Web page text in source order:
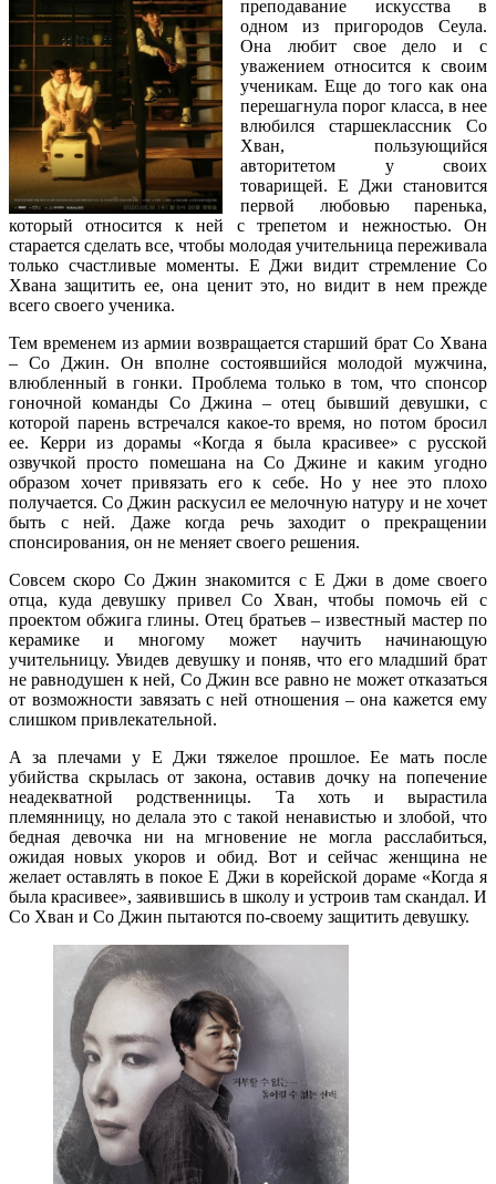
преподавание искусства в
одном из пригородов Сеула.
Она любит свое дело и с
уважением относится к своим
ученикам. Еще до того как она
перешагнула порог класса, в нее
влюбился старшеклассник Со
Хван, пользующийся
авторитетом у своих
товарищей. Е Джи становится
первой любовью паренька,
который относится к ней с трепетом и нежностью. Он
старается сделать все, чтобы молодая учительница переживала
только счастливые моменты. Е Джи видит стремление Со
Хвана защитить ее, она ценит это, но видит в нем прежде
всего своего ученика.
Тем временем из армии возвращается старший брат Со Хвана
– Со Джин. Он вполне состоявшийся молодой мужчина,
влюбленный в гонки. Проблема только в том, что спонсор
гоночной команды Со Джина – отец бывший девушки, с
которой парень встречался какое-то время, но потом бросил
ее. Керри из дорамы «Когда я была красивее» с русской
озвучкой просто помешана на Со Джине и каким угодно
образом хочет привязать его к себе. Но у нее это плохо
получается. Со Джин раскусил ее мелочную натуру и не хочет
быть с ней. Даже когда речь заходит о прекращении
спонсирования, он не меняет своего решения.
Совсем скоро Со Джин знакомится с Е Джи в доме своего
отца, куда девушку привел Со Хван, чтобы помочь ей с
проектом обжига глины. Отец братьев – известный мастер по
керамике и многому может научить начинающую
учительницу. Увидев девушку и поняв, что его младший брат
не равнодушен к ней, Со Джин все равно не может отказаться
от возможности завязать с ней отношения – она кажется ему
слишком привлекательной.
А за плечами у Е Джи тяжелое прошлое. Ее мать после
убийства скрылась от закона, оставив дочку на попечение
неадекватной родственницы. Та хоть и вырастила
племянницу, но делала это с такой ненавистью и злобой, что
бедная девочка ни на мгновение не могла расслабиться,
ожидая новых укоров и обид. Вот и сейчас женщина не
желает оставлять в покое Е Джи в корейской дораме «Когда я
была красивее», заявившись в школу и устроив там скандал. И
Со Хван и Со Джин пытаются по-своему защитить девушку.